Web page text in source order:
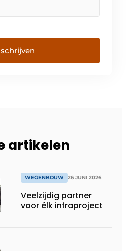
artikelen
WEGENBOUW 26 JUNI 2026
Veelzijdig partner
voor élk infraproject